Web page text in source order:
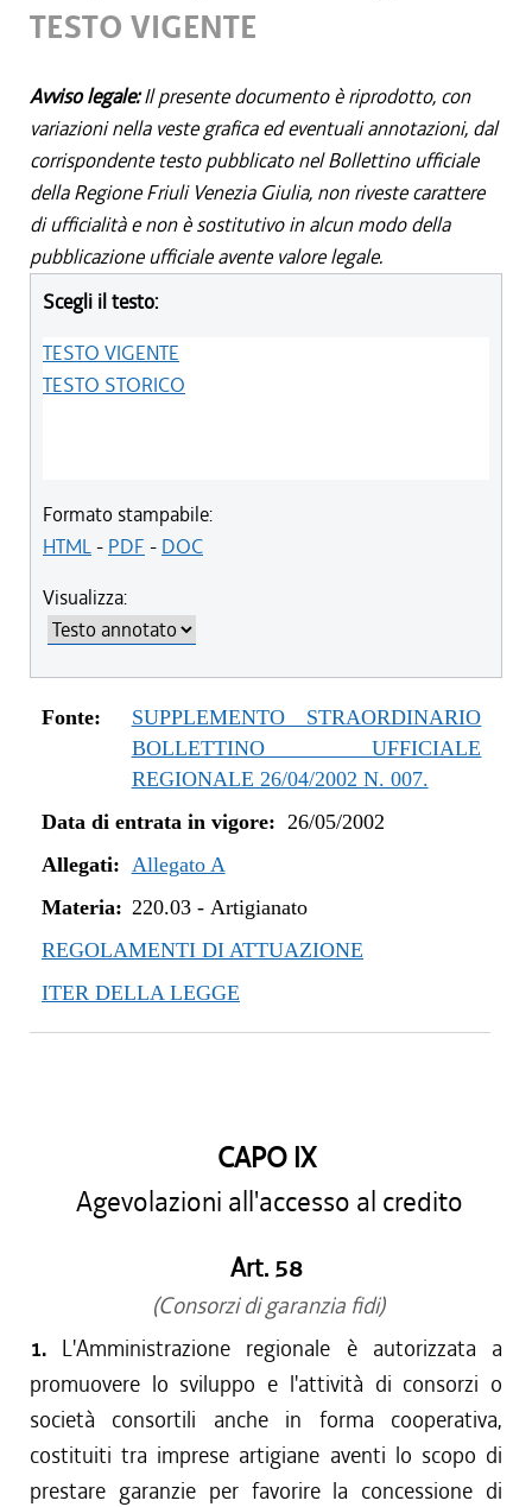
TESTO VIGENTE
Avviso legale:Il presente documento è riprodotto, con
variazioni nella veste grafica ed eventuali annotazioni, dal
corrispondente testo pubblicato nel Bollettino ufficiale
della Regione Friuli Venezia Giulia, non riveste carattere
di ufficialità e non è sostitutivo in alcun modo della
pubblicazione ufficiale avente valore legale.
Scegli il testo:
TESTO VIGENTE
TESTO STORICO
Formato stampabile:
HTML- PDF - DOC
Visualizza:
Fonte:
SUPPLEMENTO STRAORDINARIO
BOLLETTINO UFFICIALE
REGIONALE 26/04/2002 N. 007.
Data di entrata in vigore: 26/05/2002
Allegati: Allegato A
Materia: 220.03- Artigianato
REGOLAMENTI DI ATTUAZIONE
ITER DELLA LEGGE
CAPO IX
Agevolazioni all'accesso al credito
Art. 58
(Consorzi di garanzia fidi)
1. L'Amministrazione regionale è autorizzata a
promuovere lo sviluppo e l'attività di consorzi o
società consortili anche in forma cooperativa,
costituiti tra imprese artigiane aventi lo scopo di
prestare garanzie per favorire la concessione di